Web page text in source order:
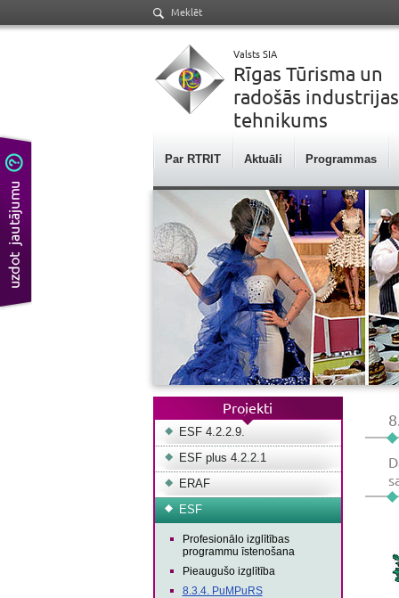
Meklēt
Valsts SIA
Rīgas Tūrisma un
radošās industrijas
tehnikums
Par RTRIT Aktuāli Programmas
Projekti
ESF 4.2.2.9.
ESF plus 4.2.2.1
ERAF
ESF
Profesionālo izglītības
programmu īstenošana
Pieaugušo izglītība
8.3.4. PuMPuRS